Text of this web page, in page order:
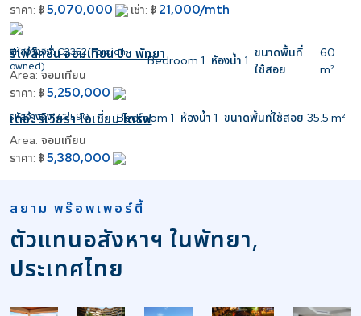
ราคา: ฿5,070,000 เช่า: ฿ 21,000/mth
รหัสอ้างอิง: C2352(Foreign
owned)
Bedroom 1 ห้องน้ำ 1
ขนาดพื้นที่
ใช้สอย
60
m²
รีเฟล็คชั่น จอมเทียน บีช พัทยา
Area: จอมเทียน
ราคา: ฿5,250,000
รหัสอ้างอิง:C2590 Bedroom 1 ห้องน้ำ 1 ขนาดพื้นที่ใช้สอย 35.5 m²
เดอะ ริเวียร่า โอเชี่ยน ไดร์ฟ
Area: จอมเทียน
ราคา: ฿5,380,000
สยาม พร๊อพเพอร์ตี้
ตัวแทนอสังหาฯ ในพัทยา,
ประเทศไทย